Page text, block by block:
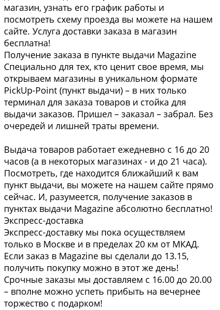
магазин, узнать его график работы и
посмотреть схему проезда вы можете на нашем
сайте. Услуга доставки заказа в магазин
бесплатна!
Получение заказа в пункте выдачи Magazine
Специально для тех, кто ценит свое время, мы
открываем магазины в уникальном формате
PickUp-Point (пункт выдачи) – в них только
терминал для заказа товаров и стойка для
выдачи заказов. Пришел – заказал – забрал. Без
очередей и лишней траты времени.
Выдача товаров работает ежедневно с 16 до 20
часов (а в некоторых магазинах - и до 21 часа).
Посмотреть, где находится ближайший к вам
пункт выдачи, вы можете на нашем сайте прямо
сейчас. И, разумеется, получение заказов в
пунктах выдачи Magazine абсолютно бесплатно!
Экспресс-доставка
Экспресс-доставку мы пока осуществляем
только в Москве и в пределах 20 км от МКАД.
Если заказ в Magazine вы сделали до 13.15,
получить покупку можно в этот же день!
Срочные заказы мы доставляем с 16.00 до 20.00
– вполне можно успеть прибыть на вечернее
торжество с подарком!